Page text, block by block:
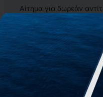
Αίτημα για δωρεάν
Η διαχείριση και
πέραν της απαραίτητης
υποδομής, τη χρήση
προκειμένου να
σχεδιασμός των
δραστηριοτήτων που
περιβάλλοντος και της